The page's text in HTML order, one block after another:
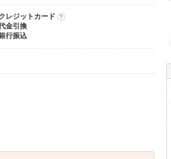
レジットカード
金引換
行振込